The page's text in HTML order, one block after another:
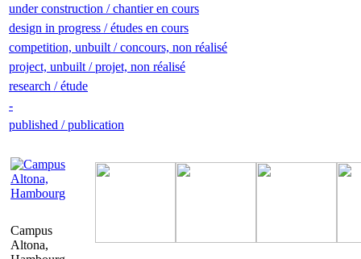
under construction / chantier en cours
design in progress / études en cours
competition, unbuilt / concours, non réalisé
project, unbuilt / projet, non réalisé
research / étude
-
published / publication
Campus
Altona,